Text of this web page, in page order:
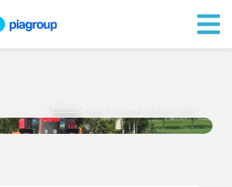
Zoeken
Nieuws